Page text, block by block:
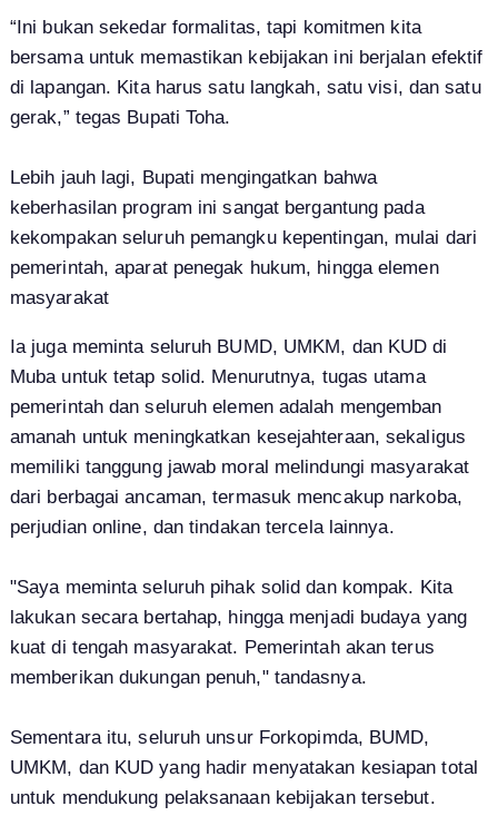
“Ini bukan sekedar formalitas, tapi komitmen kita
bersama untuk memastikan kebijakan ini berjalan efektif
di lapangan. Kita harus satu langkah, satu visi, dan satu
gerak,” tegas Bupati Toha.
Lebih jauh lagi, Bupati mengingatkan bahwa
keberhasilan program ini sangat bergantung pada
kekompakan seluruh pemangku kepentingan, mulai dari
pemerintah, aparat penegak hukum, hingga elemen
masyarakat
Ia juga meminta seluruh BUMD, UMKM, dan KUD di
Muba untuk tetap solid. Menurutnya, tugas utama
pemerintah dan seluruh elemen adalah mengemban
amanah untuk meningkatkan kesejahteraan, sekaligus
memiliki tanggung jawab moral melindungi masyarakat
dari berbagai ancaman, termasuk mencakup narkoba,
perjudian online, dan tindakan tercela lainnya.
"Saya meminta seluruh pihak solid dan kompak. Kita
lakukan secara bertahap, hingga menjadi budaya yang
kuat di tengah masyarakat. Pemerintah akan terus
memberikan dukungan penuh," tandasnya.
Sementara itu, seluruh unsur Forkopimda, BUMD,
UMKM, dan KUD yang hadir menyatakan kesiapan total
untuk mendukung pelaksanaan kebijakan tersebut.